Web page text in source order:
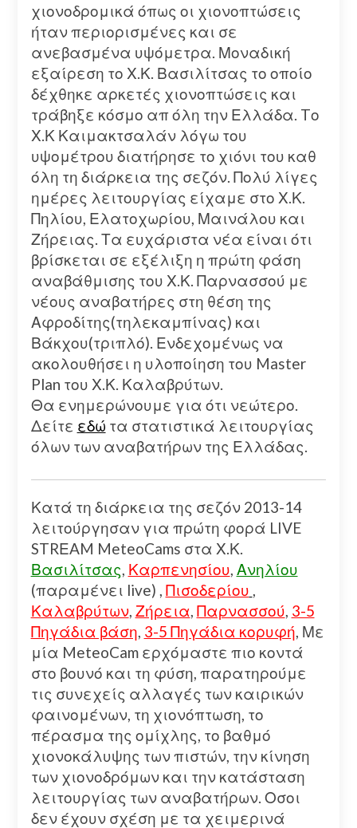
χιονοδρομικά όπως οι χιονοπτώσεις
ήταν περιορισμένες και σε
ανεβασμένα υψόμετρα. Μοναδική
εξαίρεση το Χ.Κ. Βασιλίτσας το οποίο
δέχθηκε αρκετές χιονοπτώσεις και
τράβηξε κόσμο απ όλη την Ελλάδα. Tο
Χ.Κ Καιμακτσαλάν λόγω του
υψομέτρου διατήρησε το χιόνι του καθ
όλη τη διάρκεια της σεζόν. Πολύ λίγες
ημέρες λειτουργίας είχαμε στο Χ.Κ.
Πηλίου, Ελατοχωρίου, Μαινάλου και
Ζήρειας. Τα ευχάριστα νέα είναι ότι
βρίσκεται σε εξέλιξη η πρώτη φάση
αναβάθμισης του Χ.Κ. Παρνασσού με
νέους αναβατήρες στη θέση της
Αφροδίτης(τηλεκαμπίνας) και
Βάκχου(τριπλό). Ενδεχομένως να
ακολουθήσει η υλοποίηση του Master
Plan του Χ.Κ. Καλαβρύτων.
Θα ενημερώνουμε για ότι νεώτερο.
Δείτε εδώ τα στατιστικά λειτουργίας
όλων των αναβατήρων της Ελλάδας.
Κατά τη διάρκεια της σεζόν 2013-14
λειτούργησαν για πρώτη φορά LIVE
STRΕAM MeteoCams στα Χ.Κ.
Βασιλίτσας, Καρπενησίου, Ανηλίου
(παραμένει live) , Πισοδερίου ,
Καλαβρύτων, Ζήρεια, Παρνασσού, 3-5
Πηγάδια βάση, 3-5 Πηγάδια κορυφή, Με
μία MeteoCam ερχόμαστε πιο κοντά
στο βουνό και τη φύση, παρατηρούμε
τις συνεχείς αλλαγές των καιρικών
φαινομένων, τη χιονόπτωση, το
πέρασμα της ομίχλης, το βαθμό
χιονοκάλυψης των πιστών, την κίνηση
των χιονοδρόμων και την κατάσταση
λειτουργίας των αναβατήρων. Οσοι
δεν έχουν σχέση με τα χειμερινά